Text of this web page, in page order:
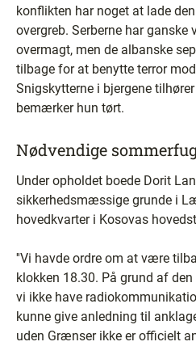
konflikten har noget at lade
overgreb. Serberne har
overmagt, men de albanske
tilbage for at benytte terror
Snigskytterne i bjergene
bemærker hun tørt.
Nødvendige
Under opholdet boede Dorit
sikkerhedsmæssige grunde i
hovedkvarter i Kosovas
''Vi havde ordre om at være
klokken 18.30. På grund af
vi ikke have
kunne give anledning til
uden Grænser ikke er officielt